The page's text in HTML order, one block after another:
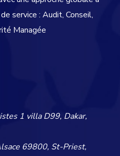
service : Audit, Conseil,
Managée
1 villa D99, Dakar,
69800, St-Priest,